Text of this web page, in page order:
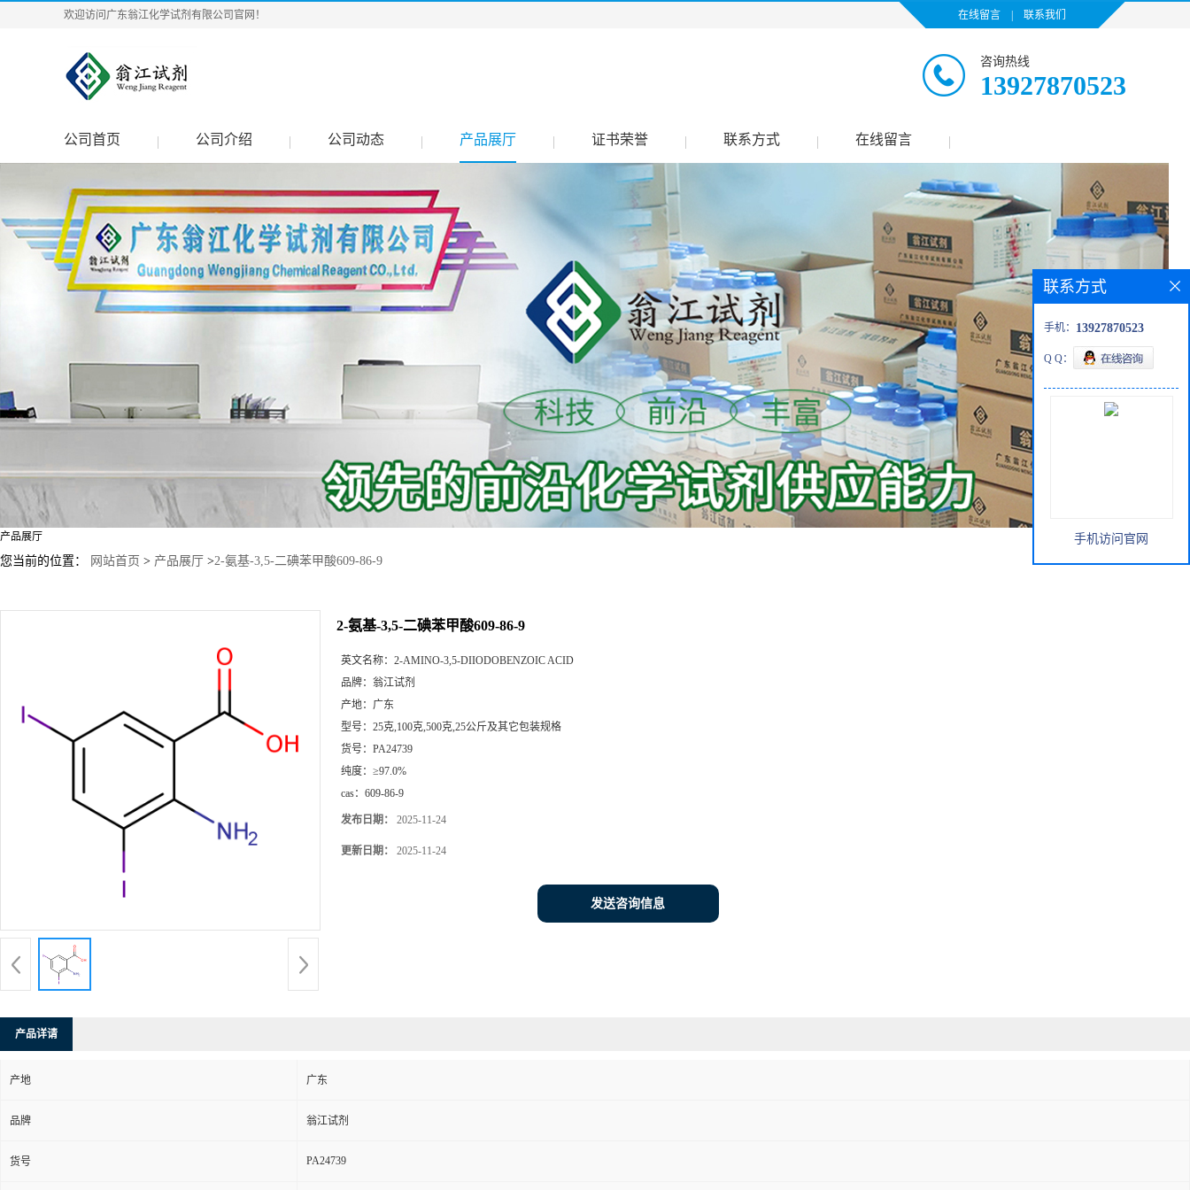
欢迎访问广东翁江化学试剂有限公司官网！ 在线留言 联系我们
咨询热线
13927870523
公司首页 公司介绍 公司动态 产品展厅 证书荣誉 联系方式 在线留言
产品展厅
您当前的位置： 网站首页 > 产品展厅 >2-氨基-3,5-二碘苯甲酸609-86-9
2-氨基-3,5-二碘苯甲酸609-86-9
英文名称： 2-AMINO-3,5-DIIODOBENZOIC ACID
品牌： 翁江试剂
产地： 广东
型号： 25克,100克,500克,25公斤及其它包装规格
货号： PA24739
纯度： ≥97.0%
cas： 609-86-9
发布日期： 2025-11-24
更新日期： 2025-11-24
发送咨询信息
产品详请
产地 广东
品牌 翁江试剂
货号 PA24739
联系方式
手机： 13927870523
Q Q：
手机访问官网